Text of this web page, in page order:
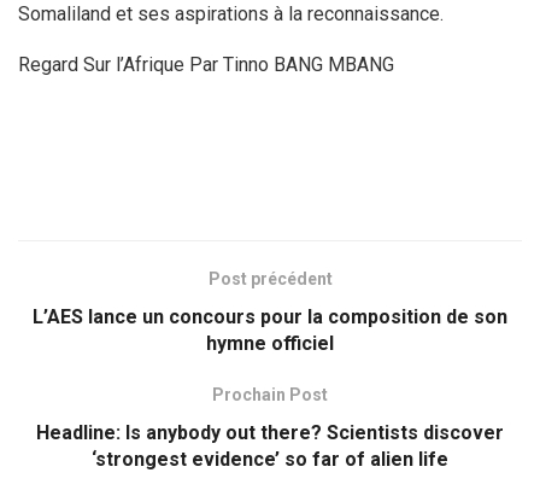
Somaliland et ses aspirations à la reconnaissance.
Regard Sur l’Afrique Par Tinno BANG MBANG
Post précédent
L’AES lance un concours pour la composition de son
hymne officiel
Prochain Post
Headline: Is anybody out there? Scientists discover
‘strongest evidence’ so far of alien life